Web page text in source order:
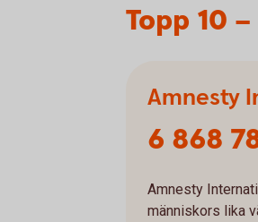
Topp 10
Amnesty
6 868
Amnesty
människors lika